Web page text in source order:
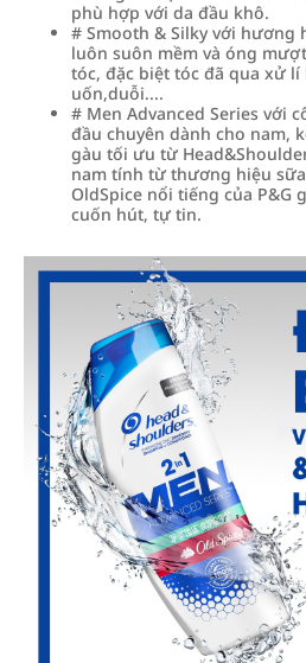
phù hợp với da đầu khô.
# Smooth & Silky với hương
luôn suôn mềm và óng
tóc, đặc biệt tóc đã qua xử
uốn,duỗi....
# Men Advanced Series với
đầu chuyên dành cho nam,
gàu tối ưu từ
nam tính từ thương hiệu
OldSpice nổi tiếng của P&G
cuốn hút, tự tin.